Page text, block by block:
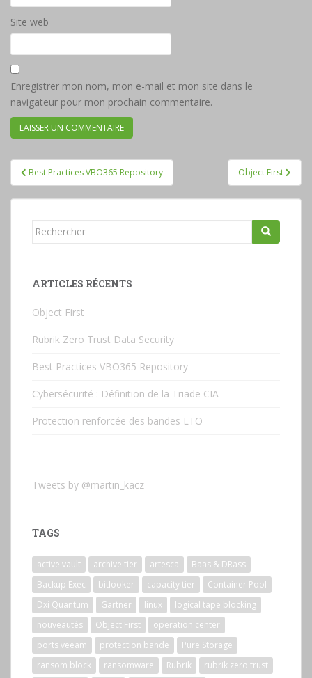
Site web
Enregistrer mon nom, mon e-mail et mon site dans le
navigateur pour mon prochain commentaire.
Navigation
de
l’article
Best Practices VBO365 Repository Object First
Rechercher...
ARTICLES RÉCENTS
Object First
Rubrik Zero Trust Data Security
Best Practices VBO365 Repository
Cybersécurité : Définition de la Triade CIA
Protection renforcée des bandes LTO
Tweets by @martin_kacz
TAGS
active vault archive tier artesca
Baas & DRass
Backup Exec
bitlooker capacity tier
Container Pool
Dxi Quantum
Gartner linux
logical tape blocking
nouveautés
Object First
operation center
ports veeam
protection bande
Pure Storage
ransom block
ransomware Rubrik
rubrik zero trust